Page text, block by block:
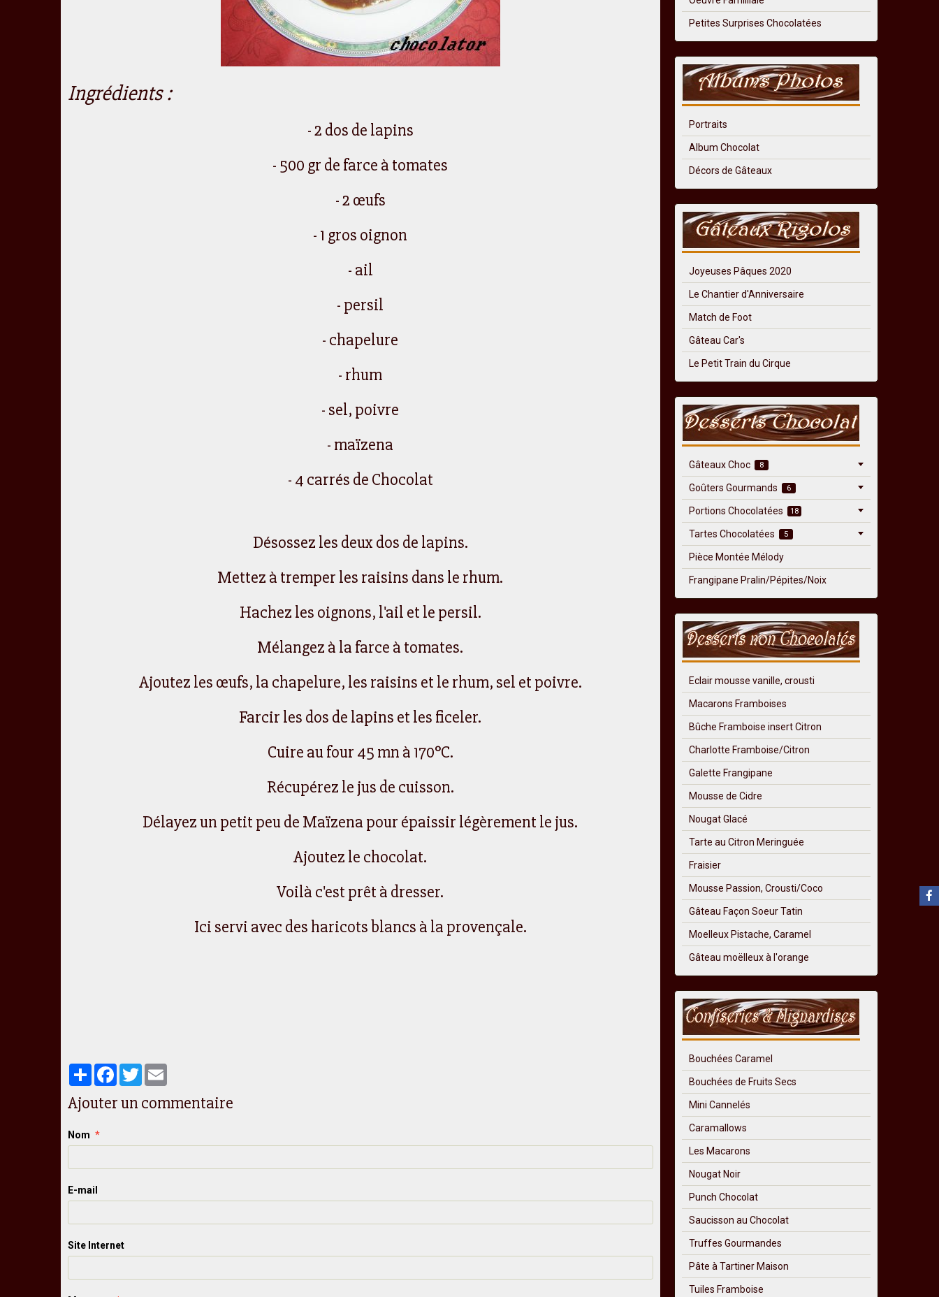
Ingrédients :
- 2 dos de lapins
- 500 gr de farce à tomates
- 2 œufs
- 1 gros oignon
- ail
- persil
- chapelure
- rhum
- sel, poivre
- maïzena
- 4 carrés de Chocolat
Désossez les deux dos de lapins.
Mettez à tremper les raisins dans le rhum.
Hachez les oignons, l'ail et le persil.
Mélangez à la farce à tomates.
Ajoutez les œufs, la chapelure, les raisins et le rhum, sel et poivre.
Farcir les dos de lapins et les ficeler.
Cuire au four 45 mn à 170°C.
Récupérez le jus de cuisson.
Délayez un petit peu de Maïzena pour épaissir légèrement le jus.
Ajoutez le chocolat.
Voilà c'est prêt à dresser.
Ici servi avec des haricots blancs à la provençale.
PartagerFacebook
Twitter
Ajouter un commentaire
Nom
E-mail
Site Internet
Petites Surprises Chocolatées
Portraits
Album Chocolat
Décors de Gâteaux
Joyeuses Pâques 2020
Le Chantier d'Anniversaire
Match de Foot
Gâteau Car's
Le Petit Train du Cirque
Gâteaux Choc 8
Goûters Gourmands 6
Portions Chocolatées 18
Tartes Chocolatées 5
Pièce Montée Mélody
Frangipane Pralin/Pépites/Noix
Eclair mousse vanille, crousti
Macarons Framboises
Bûche Framboise insert Citron
Charlotte Framboise/Citron
Galette Frangipane
Mousse de Cidre
Nougat Glacé
Tarte au Citron Meringuée
Fraisier
Mousse Passion, Crousti/Coco
Gâteau Façon Soeur Tatin
Moelleux Pistache, Caramel
Gâteau moëlleux à l'orange
Bouchées Caramel
Bouchées de Fruits Secs
Mini Cannelés
Caramallows
Les Macarons
Nougat Noir
Punch Chocolat
Saucisson au Chocolat
Truffes Gourmandes
Pâte à Tartiner Maison
Tuiles Framboise